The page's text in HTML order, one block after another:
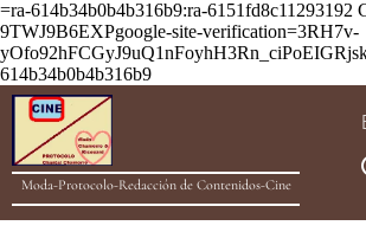
=ra-614b34b0b4b316b9:ra-6151fd8c11293192
9TWJ9B6EXPgoogle-site-verification=3RH7v-
614b34b0b4b316b9
Moda-Protocolo-Redacción de Contenidos-Cine